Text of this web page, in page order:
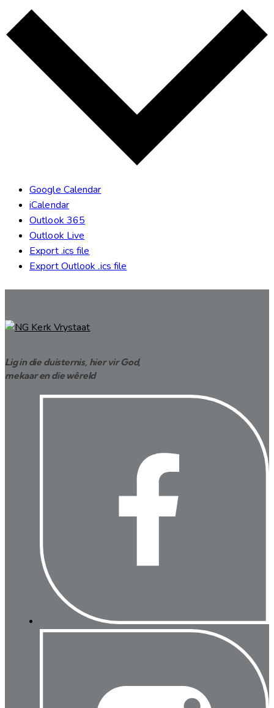
Google Calendar
iCalendar
Outlook 365
Outlook Live
Export .ics file
Export Outlook .ics file
Lig in die duisternis, hier vir God,
mekaar en die wêreld